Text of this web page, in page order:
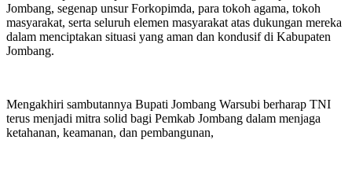
Jombang, segenap unsur Forkopimda, para tokoh agama, tokoh
masyarakat, serta seluruh elemen masyarakat atas dukungan mereka
dalam menciptakan situasi yang aman dan kondusif di Kabupaten
Jombang.
Mengakhiri sambutannya Bupati Jombang Warsubi berharap TNI
terus menjadi mitra solid bagi Pemkab Jombang dalam menjaga
ketahanan, keamanan, dan pembangunan,